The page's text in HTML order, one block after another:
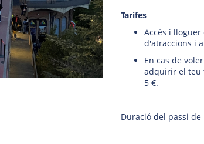
Tarifes
Accés i
d'atraccions i
En cas de
adquirir el teu
5 €.
Duració del passi